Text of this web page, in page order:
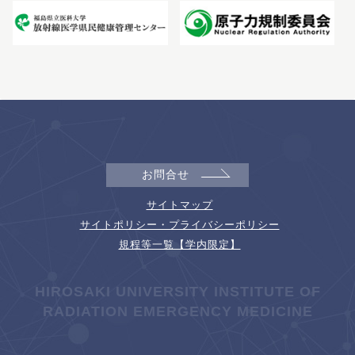
お問合せ
サイトマップ
サイトポリシー・プライバシーポリシー
規程等一覧【学内限定】
HIROSAKI UNIVERSITY INSTITUTE OF
RADIATION EMERGENCY MEDICINE